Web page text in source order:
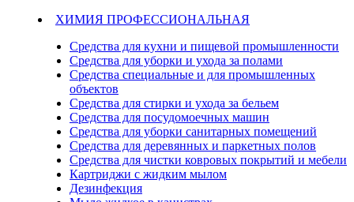
ХИМИЯ ПРОФЕССИОНАЛЬНАЯ
Средства для кухни и пищевой промышленности
Средства для уборки и ухода за полами
Средства специальные и для промышленных
объектов
Средства для стирки и ухода за бельем
Средства для посудомоечных машин
Средства для уборки санитарных помещений
Средства для деревянных и паркетных полов
Средства для чистки ковровых покрытий и мебели
Картриджи с жидким мылом
Дезинфекция